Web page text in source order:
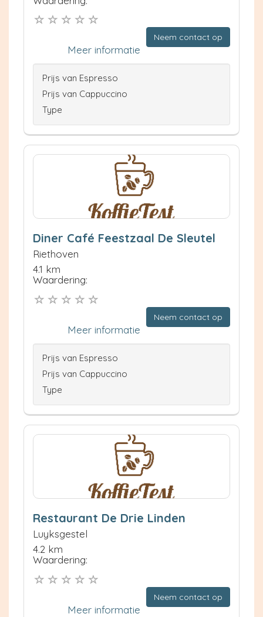
Neem contact op
Meer informatie
Prijs van Espresso
Prijs van Cappuccino
Type
Diner Café Feestzaal De Sleutel
Riethoven
4.1 km
Waardering:
Neem contact op
Meer informatie
Prijs van Espresso
Prijs van Cappuccino
Type
Restaurant De Drie Linden
Luyksgestel
4.2 km
Waardering:
Neem contact op
Meer informatie